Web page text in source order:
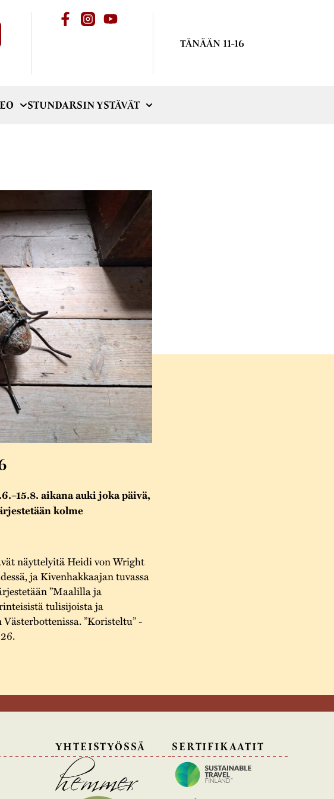
TÄNÄÄN 11-16
STUNDARSIN YSTÄVÄT
aikana auki joka päivä,
kolme
näyttelyitä Heidi von Wright
ja Kivenhakkaajan tuvassa
”Maalilla ja
tulisijoista ja
”Koristeltu” -
YHTEISTYÖSSÄ SERTIFIKAATIT